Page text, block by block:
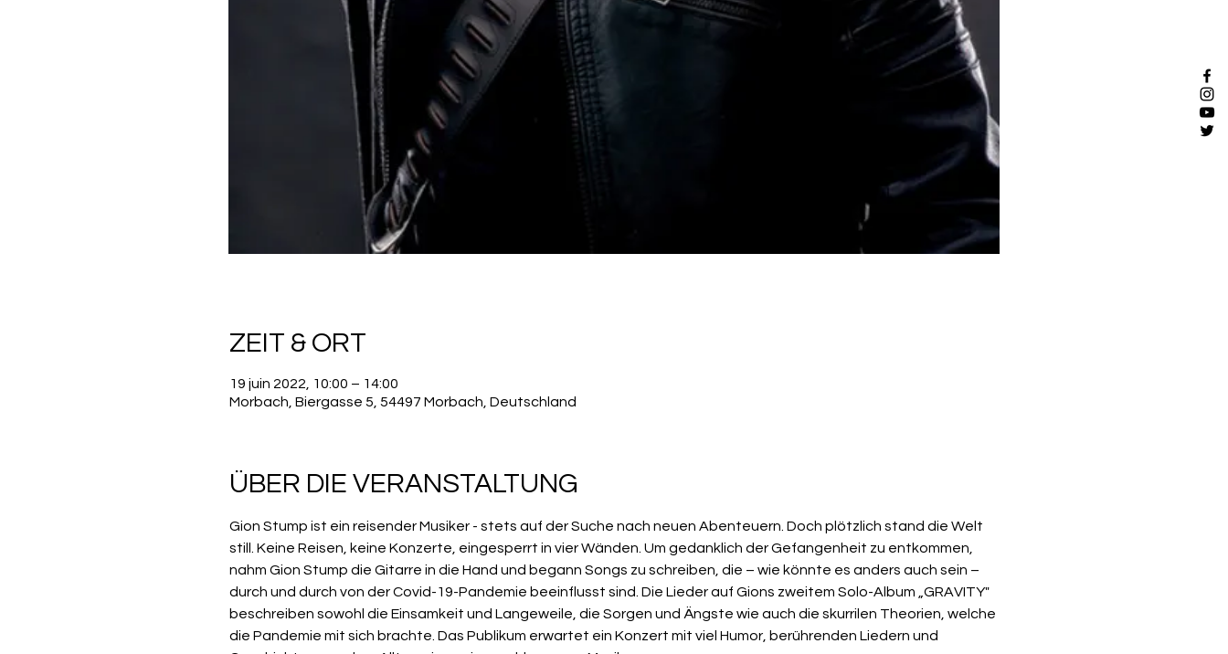
ZEIT & ORT
19 juin 2022, 10:00 – 14:00
Morbach, Biergasse 5, 54497 Morbach, Deutschland
ÜBER DIE VERANSTALTUNG
Gion Stump ist ein reisender Musiker - stets auf der Suche nach neuen Abenteuern. Doch plötzlich stand die Welt
still. Keine Reisen, keine Konzerte, eingesperrt in vier Wänden. Um gedanklich der Gefangenheit zu entkommen,
nahm Gion Stump die Gitarre in die Hand und begann Songs zu schreiben, die – wie könnte es anders auch sein –
durch und durch von der Covid-19-Pandemie beeinflusst sind. Die Lieder auf Gions zweitem Solo-Album „GRAVITY"
beschreiben sowohl die Einsamkeit und Langeweile, die Sorgen und Ängste wie auch die skurrilen Theorien, welche
die Pandemie mit sich brachte. Das Publikum erwartet ein Konzert mit viel Humor, berührenden Liedern und